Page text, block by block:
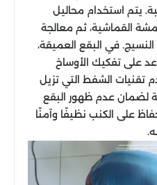
يتم استخدام محاليل
القماشية، ثم معالجة
في البقع العميقة،
على تفكيك الأوساخ
تقنيات الشفط التي تزيل
لضمان عدم ظهور البقع
على الكنب نظيفًا وآمنًا